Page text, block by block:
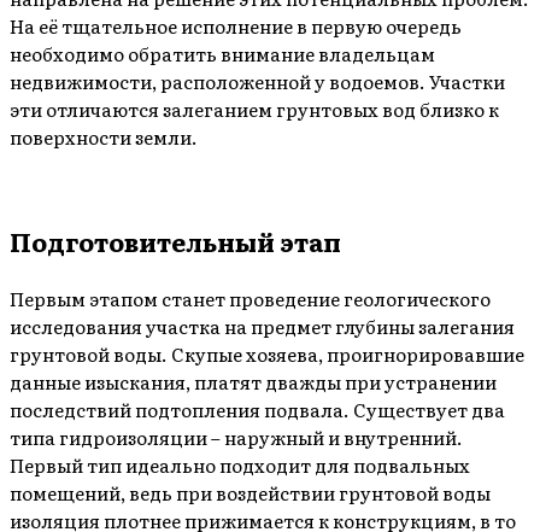
На её тщательное исполнение в первую очередь
необходимо обратить внимание владельцам
недвижимости, расположенной у водоемов. Участки
эти отличаются залеганием грунтовых вод близко к
поверхности земли.
Подготовительный этап
Первым этапом станет проведение геологического
исследования участка на предмет глубины залегания
грунтовой воды. Скупые хозяева, проигнорировавшие
данные изыскания, платят дважды при устранении
последствий подтопления подвала. Существует два
типа гидроизоляции – наружный и внутренний.
Первый тип идеально подходит для подвальных
помещений, ведь при воздействии грунтовой воды
изоляция плотнее прижимается к конструкциям, в то